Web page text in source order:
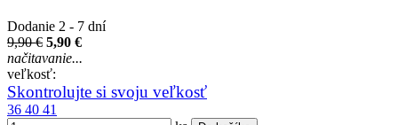
Dodanie 2 - 7 dní
9,90 € 5,90 €
načitavanie...
veľkosť:
Skontrolujte si svoju veľkosť
36 40 41